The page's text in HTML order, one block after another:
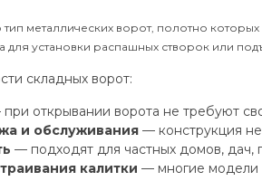
металлических ворот, полотно
для установки распашных створок или
складных ворот:
открывании ворота не требуют
и обслуживания — конструкция
— подходят для частных домов, дач,
калитки — многие модели